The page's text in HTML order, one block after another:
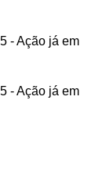
- Ação já em
- Ação já em